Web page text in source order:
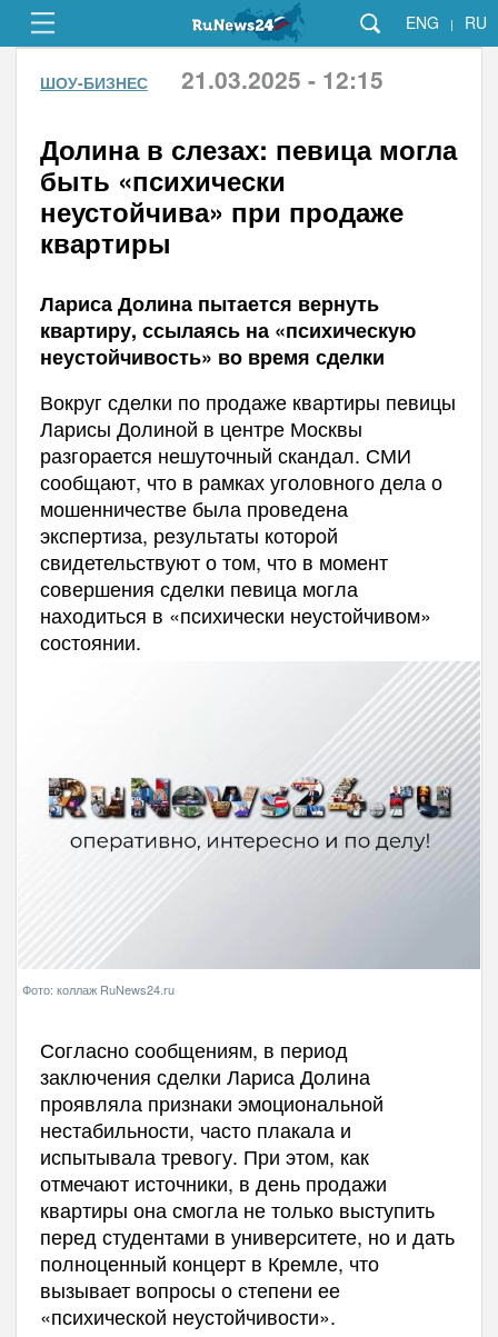
ENG | RU
ШОУ-БИЗНЕС 21.03.2025 - 12:15
Долина в слезах: певица могла
быть «психически
неустойчива» при продаже
квартиры
Лариса Долина пытается вернуть
квартиру, ссылаясь на «психическую
неустойчивость» во время сделки
Вокруг сделки по продаже квартиры певицы
Ларисы Долиной в центре Москвы
разгорается нешуточный скандал. СМИ
сообщают, что в рамках уголовного дела о
мошенничестве была проведена
экспертиза, результаты которой
свидетельствуют о том, что в момент
совершения сделки певица могла
находиться в «психически неустойчивом»
состоянии.
Фото: коллаж RuNews24.ru
Согласно сообщениям, в период
заключения сделки Лариса Долина
проявляла признаки эмоциональной
нестабильности, часто плакала и
испытывала тревогу. При этом, как
отмечают источники, в день продажи
квартиры она смогла не только выступить
перед студентами в университете, но и дать
полноценный концерт в Кремле, что
вызывает вопросы о степени ее
«психической неустойчивости».